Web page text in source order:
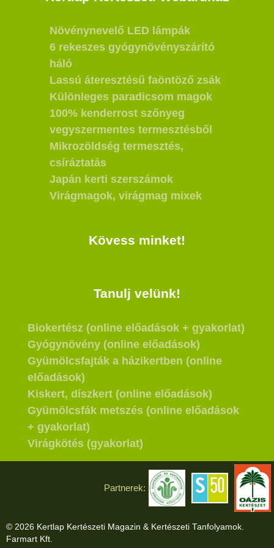
Növénynevelő LED lámpák
6 rekeszes gyógynövényszárító
háló
Lassú áteresztésű faöntöző zsák
Különleges paradicsom magok
100% kenderrost szőnyeg
vegyszermentes termesztésből
Mikrozöldség termesztés,
csíráztatás
Japán kerti szerszámok
Virágmagok, virágmag mixek
Kövess minket!
Tanulj velünk!
Biokertész (online előadások + gyakorlat)
Gyógynövény (online előadások)
Gyümölcsfajták a házikertben (online
előadások)
Kiskert, díszkert (online előadások)
Gyümölcsfák metszés (online előadások
+ gyakorlat)
Virágkötés (gyakorlat)
Partnerek:
© 2026 Kertlap Kertészeti Magazin & Kertészeti Tanfolyamok.
Farmart Kft.